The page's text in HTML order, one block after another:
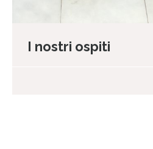
I nostri ospiti